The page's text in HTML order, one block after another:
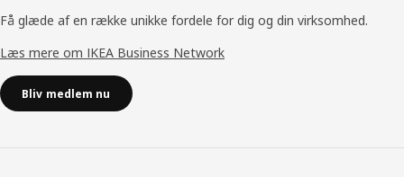
Få glæde af en række unikke fordele for dig og din virksomhed.
Læs mere om IKEA Business Network
Bliv medlem nu